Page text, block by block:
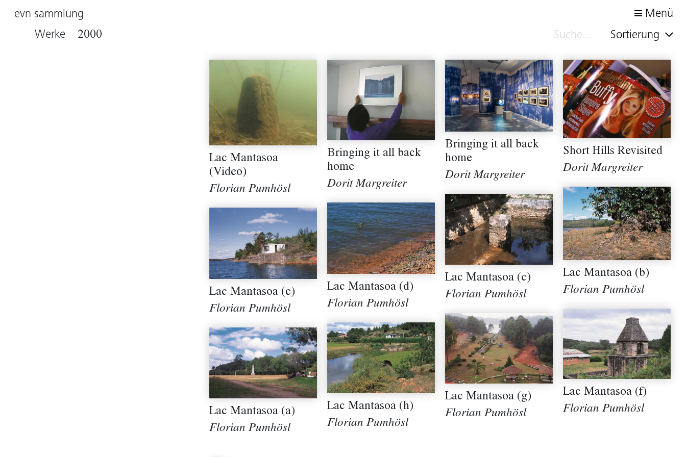
evn sammlung
Menü
Werke 2000 Sortierung
Lac Mantasoa
(Video)
Florian Pumhösl
Bringing it all back
home
Dorit Margreiter
Bringing it all back
home
Dorit Margreiter
Short Hills Revisited
Dorit Margreiter
Lac Mantasoa (b)
Florian Pumhösl
Lac Mantasoa (c)
Florian Pumhösl
Lac Mantasoa (d)
Florian Pumhösl
Lac Mantasoa (e)
Florian Pumhösl
Lac Mantasoa (f)
Florian Pumhösl
Lac Mantasoa (g)
Florian Pumhösl
Lac Mantasoa (h)
Florian Pumhösl
Lac Mantasoa (a)
Florian Pumhösl